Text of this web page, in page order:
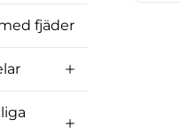
fjäder